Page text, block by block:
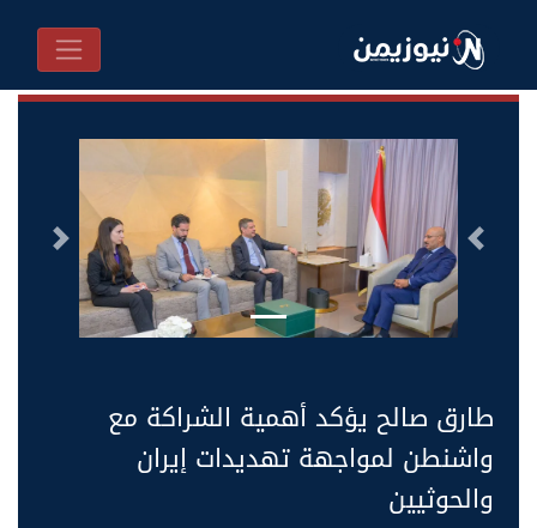
السابق التالى
طارق صالح يؤكد أهمية الشراكة مع
واشنطن لمواجهة تهديدات إيران
والحوثيين